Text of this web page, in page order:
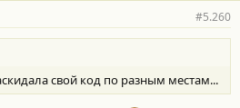
#5.260
свой код по разным местам...